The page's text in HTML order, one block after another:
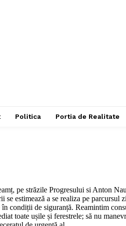
Politica Portia de Realitate
pe străzile Progresului si Anton
estimează a se realiza pe
condiții de siguranță. Reamintim
toate ușile și ferestrele; să nu